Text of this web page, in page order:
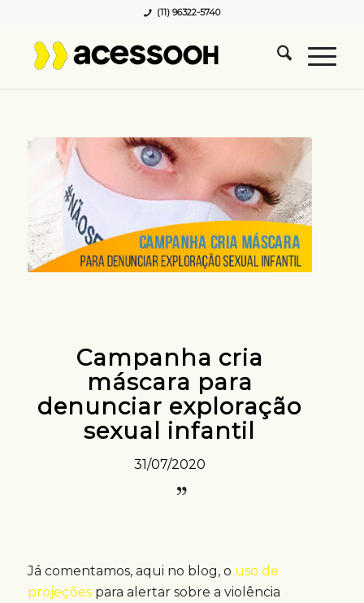
(11) 96322-5740
Campanha cria
máscara para
denunciar exploração
sexual infantil
31/07/2020
Já comentamos, aqui no blog, o uso de
projeçõespara alertar sobre a violência